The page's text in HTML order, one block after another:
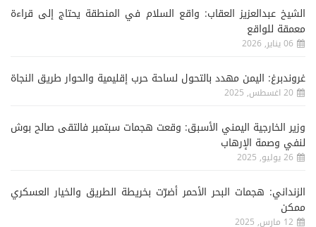
الشيخ عبدالعزيز العقاب: واقع السلام في المنطقة يحتاج إلى قراءة
معمقة للواقع
06 يناير, 2026
غروندبرغ: اليمن مهدد بالتحول لساحة حرب إقليمية والحوار طريق النجاة
20 اغسطس, 2025
وزير الخارجية اليمني الأسبق: وقعت هجمات سبتمبر فالتقى صالح بوش
لنفي وصمة الإرهاب
26 يوليو, 2025
الزنداني: هجمات البحر الأحمر أضرّت بخريطة الطريق والخيار العسكري
ممكن
12 مارس, 2025